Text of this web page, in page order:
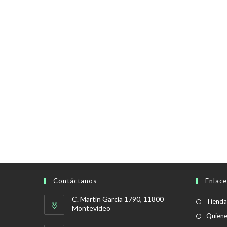
Contáctanos
C. Martín García 1790, 11800
Montevideo
Tienda